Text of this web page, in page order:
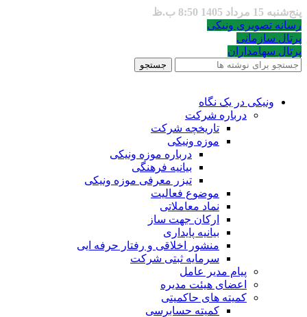
پنج‌شنبه 15 مرداد 1405 8:50 ب.ظ
رسانه تصویری ونیکی
پرتال سازمانی
پرتال سهامداران
جستجو
ونیکی در یک نگاه
درباره شرکت
تاریخچه شرکت
موزه ونیکی
درباره موزه ونیکی
بیانیه فرهنگی
تیزر معرفی موزه ونیکی
موضوع فعالیت
نماد معاملاتی
ارکان جهت ساز
بیانیه پایداری
منشور اخلاقی و رفتار حرفه ایی
سرمایه ثبتی شرکت
پیام مدیر عامل
اعضای هیئت مدیره
کمیته های حاکمیتی
کمیته حسابرسی